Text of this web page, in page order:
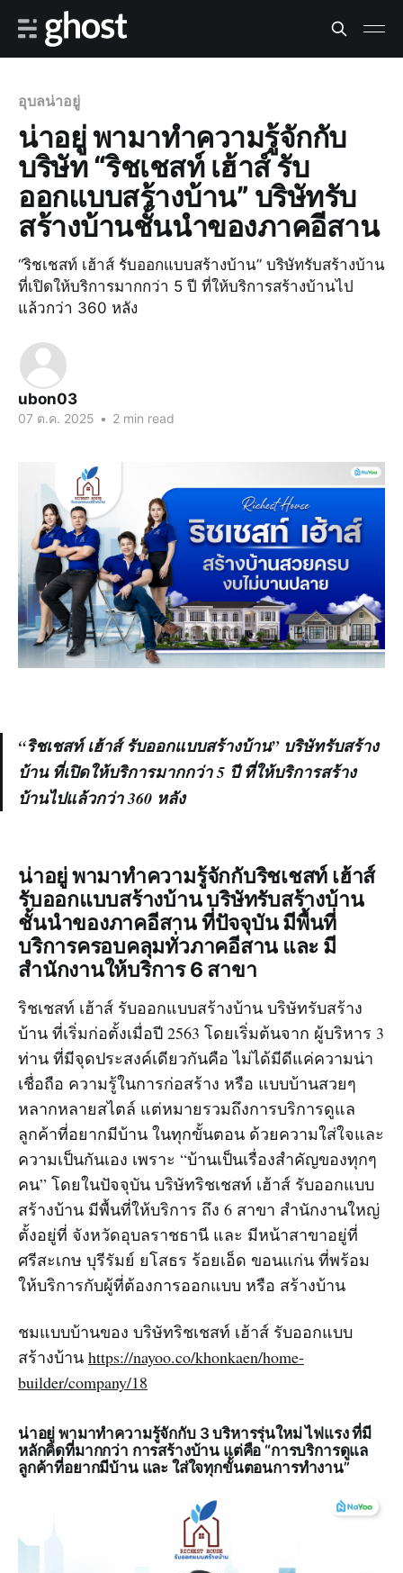
อุบลน่าอยู่
น่าอยู่ พามาทำความรู้จักกับ
บริษัท “ริชเชสท์ เฮ้าส์ รับ
ออกแบบสร้างบ้าน” บริษัทรับ
สร้างบ้านชั้นนำของภาคอีสาน
“ริชเชสท์ เฮ้าส์ รับออกแบบสร้างบ้าน” บริษัทรับสร้างบ้าน
ที่เปิดให้บริการมากกว่า 5 ปี ที่ให้บริการสร้างบ้านไป
แล้วกว่า 360 หลัง
ubon03
07 ต.ค. 2025 • 2 min read
“ริชเชสท์ เฮ้าส์ รับออกแบบสร้างบ้าน” บริษัทรับสร้าง
บ้าน ที่เปิดให้บริการมากกว่า 5 ปี ที่ให้บริการสร้าง
บ้านไปแล้วกว่า 360 หลัง
น่าอยู่ พามาทำความรู้จักกับริชเชสท์ เฮ้าส์
รับออกแบบสร้างบ้าน บริษัทรับสร้างบ้าน
ชั้นนำของภาคอีสาน ที่ปัจจุบัน มีพื้นที่
บริการครอบคลุมทั่วภาคอีสาน และ มี
สำนักงานให้บริการ 6 สาขา
ริชเชสท์ เฮ้าส์ รับออกแบบสร้างบ้าน บริษัทรับสร้าง
บ้าน ที่เริ่มก่อตั้งเมื่อปี 2563 โดยเริ่มต้นจาก ผู้บริหาร 3
ท่าน ที่มีจุดประสงค์เดียวกันคือ ไม่ได้มีดีแค่ความน่า
เชื่อถือ ความรู้ในการก่อสร้าง หรือ แบบบ้านสวยๆ
หลากหลายสไตล์ แต่หมายรวมถึงการบริการดูแล
ลูกค้าที่อยากมีบ้าน ในทุกขั้นตอน ด้วยความใส่ใจและ
ความเป็นกันเอง เพราะ “บ้านเป็นเรื่องสำคัญของทุกๆ
คน” โดยในปัจจุบัน บริษัทริชเชสท์ เฮ้าส์ รับออกแบบ
สร้างบ้าน มีพื้นที่ให้บริการ ถึง 6 สาขา สำนักงานใหญ่
ตั้งอยู่ที่ จังหวัดอุบลราชธานี และ มีหน้าสาขาอยู่ที่
ศรีสะเกษ บุรีรัมย์ ยโสธร ร้อยเอ็ด ขอนแก่น ที่พร้อม
ให้บริการกับผู้ที่ต้องการออกแบบ หรือ สร้างบ้าน
ชมแบบบ้านของ บริษัทริชเชสท์ เฮ้าส์ รับออกแบบ
สร้างบ้าน https://nayoo.co/khonkaen/home-
builder/company/18
น่าอยู่ พามาทำความรู้จักกับ 3 บริหารรุ่นใหม่ ไฟแรง ที่มี
หลักคิดที่มากกว่า การสร้างบ้าน แต่คือ “การบริการดูแล
ลูกค้าที่อยากมีบ้าน และ ใส่ใจทุกขั้นตอนการทำงาน”